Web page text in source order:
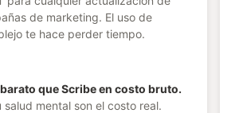
de marketing. El uso de
te hace perder tiempo.
que Scribe en costo bruto.
mental son el costo real.